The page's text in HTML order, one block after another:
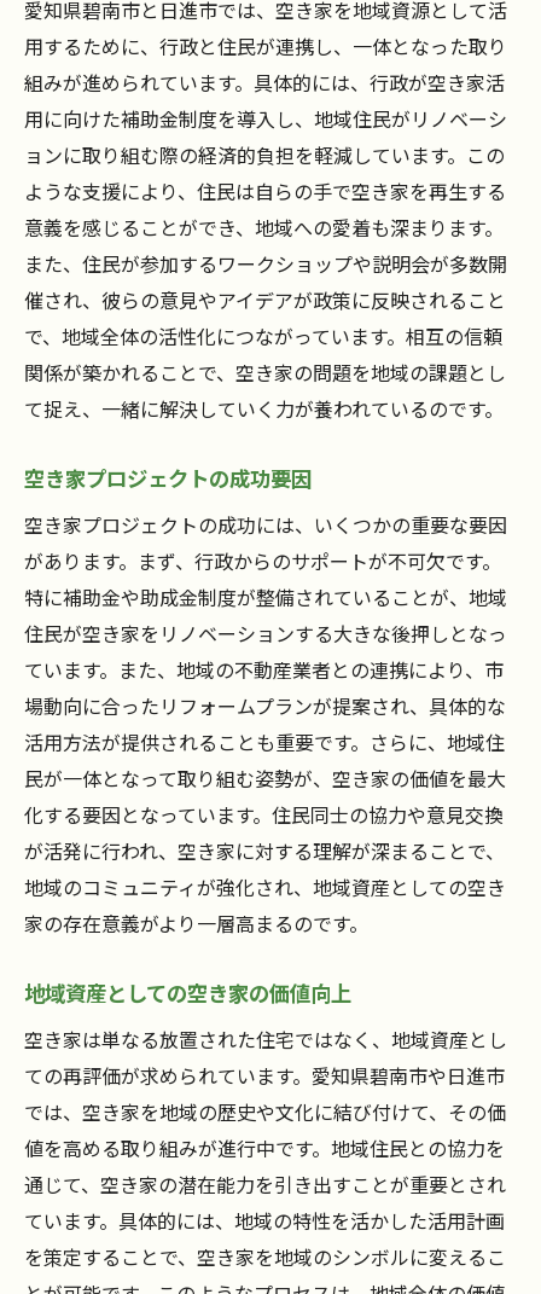
愛知県碧南市と日進市では、空き家を地域資源として活
用するために、行政と住民が連携し、一体となった取り
組みが進められています。具体的には、行政が空き家活
用に向けた補助金制度を導入し、地域住民がリノベーシ
ョンに取り組む際の経済的負担を軽減しています。この
ような支援により、住民は自らの手で空き家を再生する
意義を感じることができ、地域への愛着も深まります。
また、住民が参加するワークショップや説明会が多数開
催され、彼らの意見やアイデアが政策に反映されること
で、地域全体の活性化につながっています。相互の信頼
関係が築かれることで、空き家の問題を地域の課題とし
て捉え、一緒に解決していく力が養われているのです。
空き家プロジェクトの成功要因
空き家プロジェクトの成功には、いくつかの重要な要因
があります。まず、行政からのサポートが不可欠です。
特に補助金や助成金制度が整備されていることが、地域
住民が空き家をリノベーションする大きな後押しとなっ
ています。また、地域の不動産業者との連携により、市
場動向に合ったリフォームプランが提案され、具体的な
活用方法が提供されることも重要です。さらに、地域住
民が一体となって取り組む姿勢が、空き家の価値を最大
化する要因となっています。住民同士の協力や意見交換
が活発に行われ、空き家に対する理解が深まることで、
地域のコミュニティが強化され、地域資産としての空き
家の存在意義がより一層高まるのです。
地域資産としての空き家の価値向上
空き家は単なる放置された住宅ではなく、地域資産とし
ての再評価が求められています。愛知県碧南市や日進市
では、空き家を地域の歴史や文化に結び付けて、その価
値を高める取り組みが進行中です。地域住民との協力を
通じて、空き家の潜在能力を引き出すことが重要とされ
ています。具体的には、地域の特性を活かした活用計画
を策定することで、空き家を地域のシンボルに変えるこ